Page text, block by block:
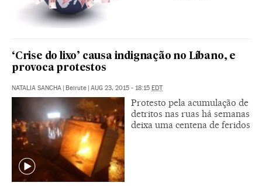
‘Crise do lixo’ causa indignação no Líbano, e
provoca protestos
NATALIA SANCHA Beirute AUG 23, 2015 - 18:15 EDT
Protesto pela acumulação de
detritos nas ruas há semanas
deixa uma centena de feridos